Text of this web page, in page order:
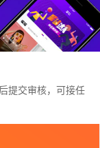
提交审核，可接任